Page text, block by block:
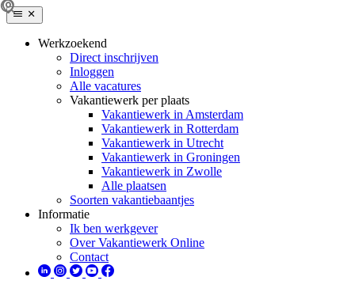
Werkzoekend
Direct inschrijven
Inloggen
Alle vacatures
Vakantiewerk per plaats
Vakantiewerk in Amsterdam
Vakantiewerk in Rotterdam
Vakantiewerk in Utrecht
Vakantiewerk in Groningen
Vakantiewerk in Zwolle
Alle plaatsen
Soorten vakantiebaantjes
Informatie
Ik ben werkgever
Over Vakantiewerk Online
Contact